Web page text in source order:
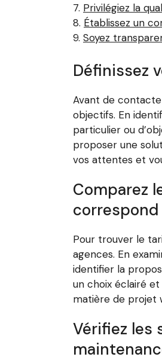
Privilégiez la
Établissez un
Soyez
Définissez
Avant de
objectifs. En
particulier ou
proposer une
vos attentes et
Comparez
Pour trouver le
agences. En
identifier la
un choix éclairé
matière de projet
Vérifiez les